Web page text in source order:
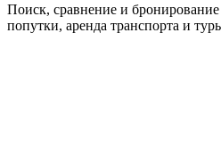
Поиск, сравнение и бронирование
попутки, аренда транспорта и